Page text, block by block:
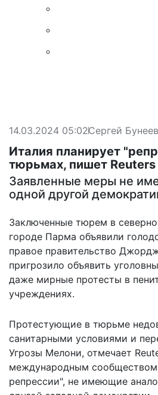
14.03.2024 05:02Сергей Бунеев
Италия планирует
тюрьмах, пишет Reuters
Заявленные меры не
одной другой
Заключенные тюрем в
городе Парма объявили
правое правительство
пригрозило объявить
даже мирные протесты в
учреждениях.
Протестующие в тюрьме
санитарными условиями и
Угрозы Мелони, отмечает
международным сообществом
репрессии", не имеющие